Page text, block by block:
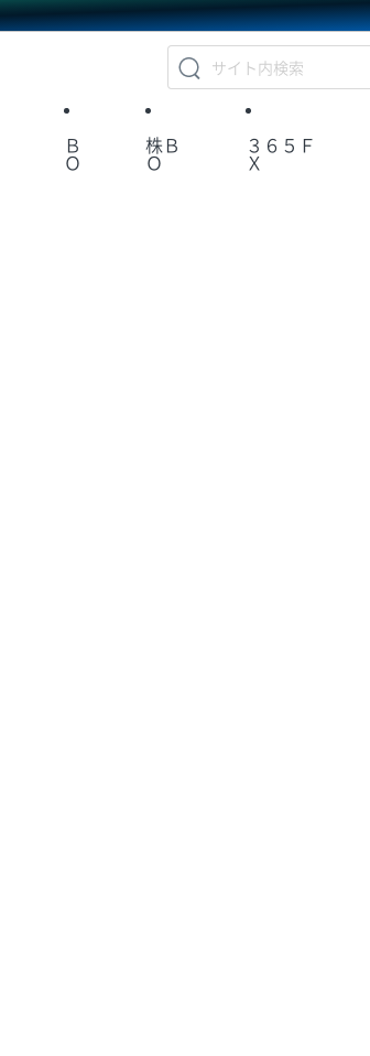
Ｂ
Ｏ
株Ｂ
Ｏ
３６５Ｆ
Ｘ